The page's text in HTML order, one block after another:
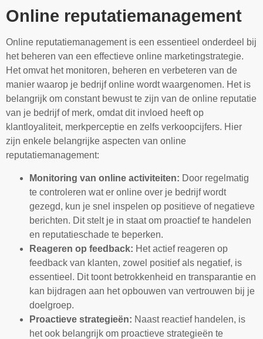
Online reputatiemanagement
Online reputatiemanagement is een essentieel onderdeel bij
het beheren van een effectieve online marketingstrategie.
Het omvat het monitoren, beheren en verbeteren van de
manier waarop je bedrijf online wordt waargenomen. Het is
belangrijk om constant bewust te zijn van de online reputatie
van je bedrijf of merk, omdat dit invloed heeft op
klantloyaliteit, merkperceptie en zelfs verkoopcijfers. Hier
zijn enkele belangrijke aspecten van online
reputatiemanagement:
Monitoring van online activiteiten: Door regelmatig
te controleren wat er online over je bedrijf wordt
gezegd, kun je snel inspelen op positieve of negatieve
berichten. Dit stelt je in staat om proactief te handelen
en reputatieschade te beperken.
Reageren op feedback: Het actief reageren op
feedback van klanten, zowel positief als negatief, is
essentieel. Dit toont betrokkenheid en transparantie en
kan bijdragen aan het opbouwen van vertrouwen bij je
doelgroep.
Proactieve strategieën: Naast reactief handelen, is
het ook belangrijk om proactieve strategieën te